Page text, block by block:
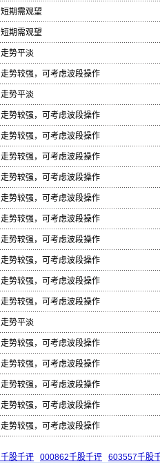
期需观望
期需观望
势平淡
势较强，可考虑波段操作
势平淡
势较强，可考虑波段操作
势较强，可考虑波段操作
势较强，可考虑波段操作
势较强，可考虑波段操作
势较强，可考虑波段操作
势较强，可考虑波段操作
势较强，可考虑波段操作
势较强，可考虑波段操作
势较强，可考虑波段操作
势较强，可考虑波段操作
势平淡
势较强，可考虑波段操作
势较强，可考虑波段操作
势较强，可考虑波段操作
势较强，可考虑波段操作
势较强，可考虑波段操作
股千评 000862千股千评 603557千股